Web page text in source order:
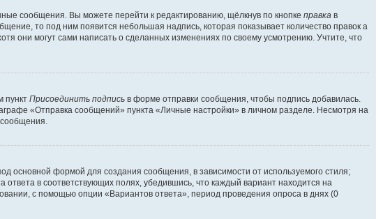
сообщения. Вы можете перейти к редактированию, щёлкнув по кнопке правка в
то под ним появится небольшая надпись, которая показывает количество правок а
они могут сами написать о сделанных изменениях по своему усмотрению. Учтите, что
пункт Присоединить подпись в форме отправки сообщения, чтобы подпись добавилась.
«Отправка сообщений» пункта «Личные настройки» в личном разделе. Несмотря на
основной формой для создания сообщения, в зависимости от используемого стиля;
в соответствующих полях, убедившись, что каждый вариант находится на
с помощью опции «Вариантов ответа», период проведения опроса в днях (0